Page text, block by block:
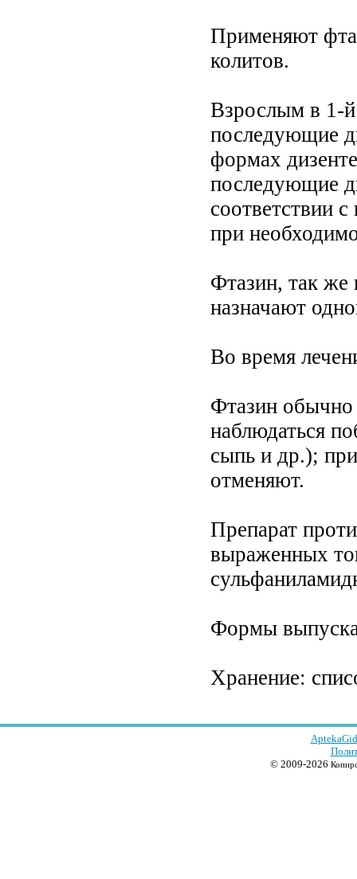
Применяют
колитов.
Взрослым в 1-й
последующие
формах
последующие
соответствии
при
Фтазин, так же
назначают
Во время
Фтазин обычно
наблюдаться
сыпь и др.);
отменяют.
Препарат
выраженных
Формы
Хранение:
© 2009-2026